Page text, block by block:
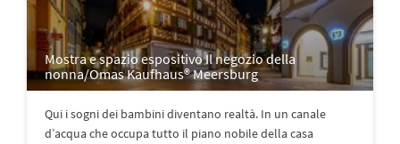
Mostra e spazio espositivo Il negozio della
nonna/Omas Kaufhaus® Meersburg
Qui i sogni dei bambini diventano realtà. In un canale
d’acqua che occupa tutto il piano nobile della casa